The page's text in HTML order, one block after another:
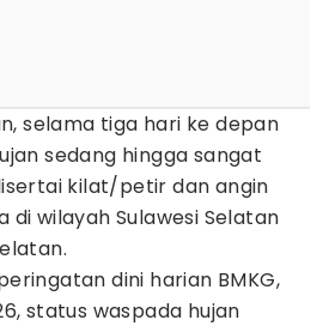
selama tiga hari ke depan
sedang hingga sangat
kilat/petir dan angin
di wilayah Sulawesi Selatan
dini harian BMKG,
status waspada hujan